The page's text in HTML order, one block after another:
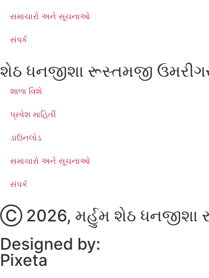
સમાચારો અને સૂચનાઓ
સંપર્ક
શેઠ ધનજીશા રૂસ્તમજી
શાળા વિશે
પ્રવેશ માહિતી
ડાઉનલોડ
સમાચારો અને સૂચનાઓ
સંપર્ક
Ⓒ 2026, મર્હુમ શેઠ ધનજીશા
Designed by:
Pixeta